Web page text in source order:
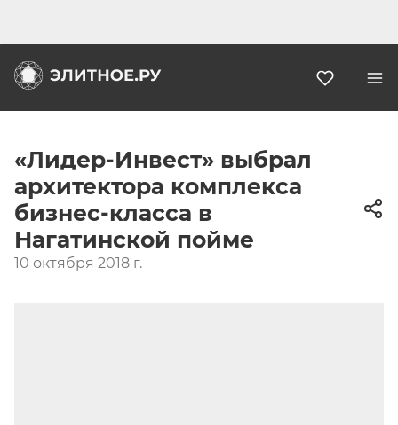
«Лидер-Инвест» выбрал
архитектора комплекса
бизнес-класса в
Нагатинской пойме
10 октября 2018 г.